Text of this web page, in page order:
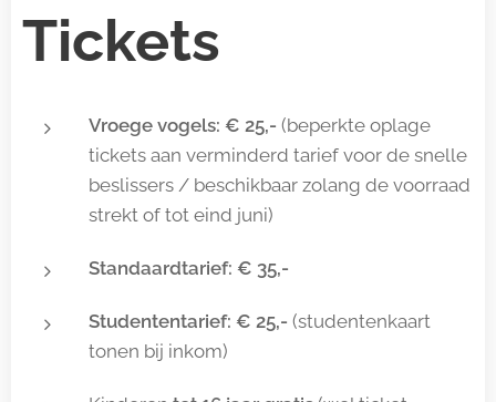
Tickets
Vroege vogels: € 25,- (beperkte oplage
tickets aan verminderd tarief voor de snelle
beslissers / beschikbaar zolang de voorraad
strekt of tot eind juni)
Standaardtarief: € 35,-
Studententarief: € 25,- (studentenkaart
tonen bij inkom)